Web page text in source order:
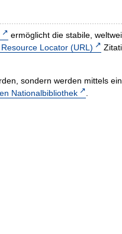
ermöglicht die stabile,
Locator (URL)
sondern werden mittels
Nationalbibliothek .